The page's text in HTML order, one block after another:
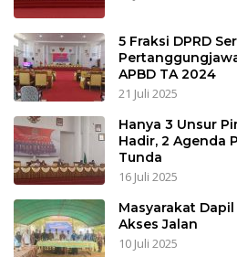
5 Fraksi DPRD
APBD TA 2024
21 Juli 2025
Hanya 3 Unsur
Hadir, 2 Agenda
Tunda
16 Juli 2025
Masyarakat
Akses Jalan
10 Juli 2025